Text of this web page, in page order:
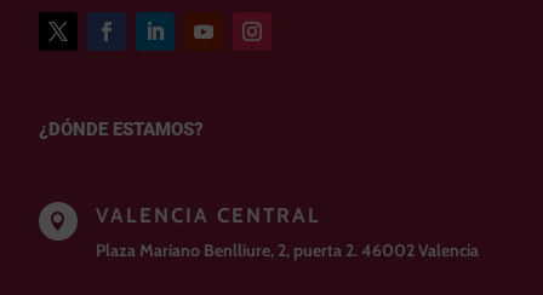
¿DÓNDE ESTAMOS?
 VALENCIA CENTRAL
Plaza Mariano Benlliure, 2, puerta 2. 46002 Valencia